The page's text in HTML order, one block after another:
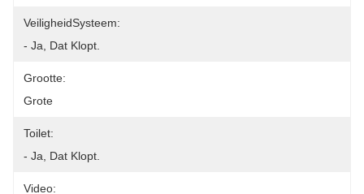
VeiligheidSysteem:
- Ja, Dat Klopt.
Grootte:
Grote
Toilet:
- Ja, Dat Klopt.
Video: